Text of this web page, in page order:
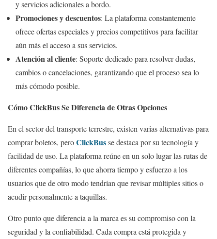
y servicios adicionales a bordo.
Promociones y descuentos: La plataforma constantemente
ofrece ofertas especiales y precios competitivos para facilitar
aún más el acceso a sus servicios.
Atención al cliente: Soporte dedicado para resolver dudas,
cambios o cancelaciones, garantizando que el proceso sea lo
más cómodo posible.
Cómo ClickBus Se Diferencia de Otras Opciones
En el sector del transporte terrestre, existen varias alternativas para
comprar boletos, peroClickBusse destaca por su tecnología y
facilidad de uso. La plataforma reúne en un solo lugar las rutas de
diferentes compañías, lo que ahorra tiempo y esfuerzo a los
usuarios que de otro modo tendrían que revisar múltiples sitios o
acudir personalmente a taquillas.
Otro punto que diferencia a la marca es su compromiso con la
seguridad y la confiabilidad. Cada compra está protegida y